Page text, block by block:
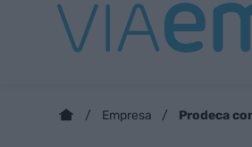
Empresa Prodeca